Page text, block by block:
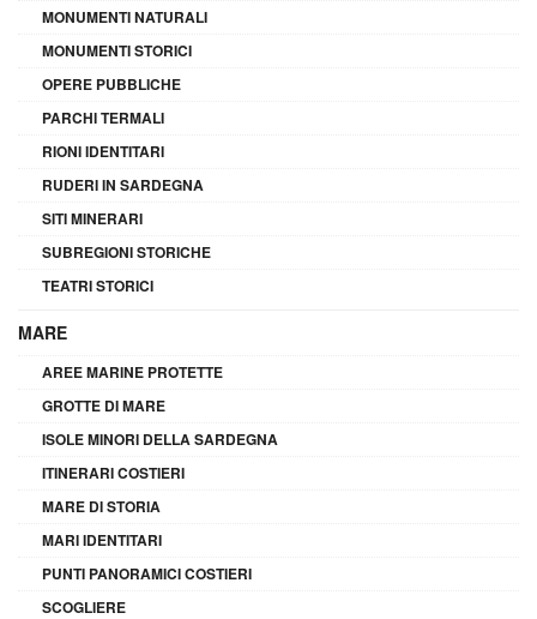
MONUMENTI NATURALI
MONUMENTI STORICI
OPERE PUBBLICHE
PARCHI TERMALI
RIONI IDENTITARI
RUDERI IN SARDEGNA
SITI MINERARI
SUBREGIONI STORICHE
TEATRI STORICI
MARE
AREE MARINE PROTETTE
GROTTE DI MARE
ISOLE MINORI DELLA SARDEGNA
ITINERARI COSTIERI
MARE DI STORIA
MARI IDENTITARI
PUNTI PANORAMICI COSTIERI
SCOGLIERE